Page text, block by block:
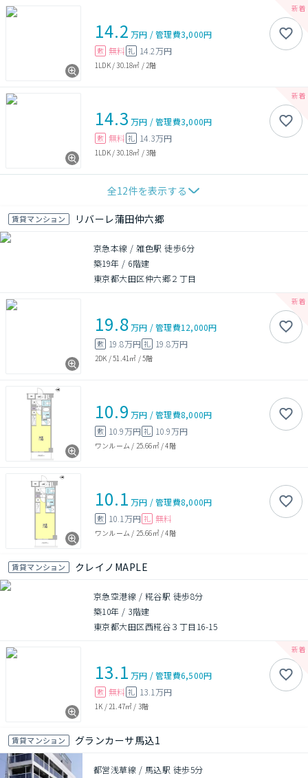
14.2 万円 /管理費3,000円
敷 無料 礼 14.2万円
1LDK/30.18㎡ / 2階
14.3 万円 /管理費3,000円
敷 無料 礼 14.3万円
1LDK/30.18㎡ /3階
全12件を表示する
賃貸マンション リバーレ蒲田仲六郷
京急本線 / 雑色駅 徒歩6分
築19年 / 6階建
東京都大田区仲六郷２丁目
19.8万円 /管理費12,000円
敷 19.8万円 礼 19.8万円
2DK /51.41㎡ /5階
10.9 万円 /管理費8,000円
敷 10.9万円 礼 10.9万円
ワンルーム / 25.66㎡/4階
10.1 万円 /管理費8,000円
敷 10.1万円 礼 無料
ワンルーム / 25.66㎡/4階
賃貸マンション クレイノMAPLE
京急空港線 / 糀谷駅 徒歩8分
築10年 / 3階建
東京都大田区西糀谷３丁目16-15
13.1 万円 /管理費6,500円
敷 無料 礼 13.1万円
1K / 21.47㎡ / 3階
賃貸マンション グランカーサ馬込1
都営浅草線 / 馬込駅 徒歩5分